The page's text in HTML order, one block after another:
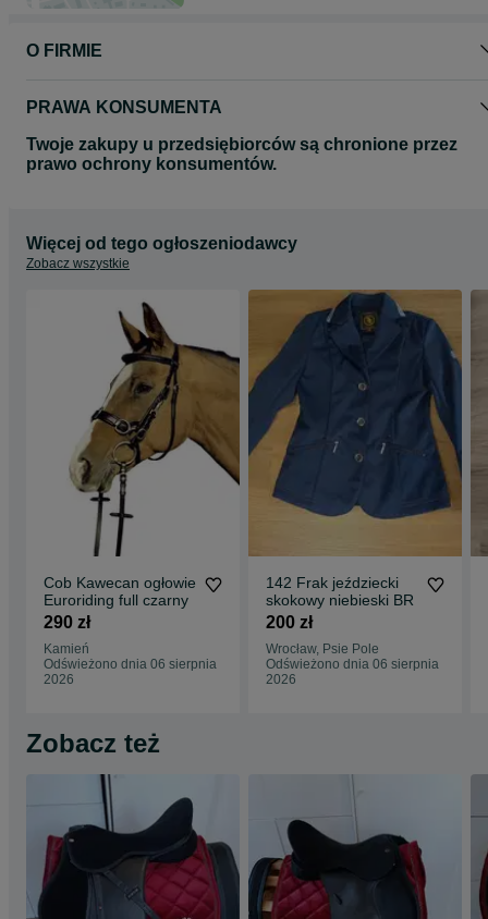
O FIRMIE
PRAWA KONSUMENTA
Twoje zakupy u przedsiębiorców są chronione przez
prawo ochrony konsumentów.
Więcej od tego ogłoszeniodawcy
Zobacz wszystkie
Cob Kawecan ogłowie
Euroriding full czarny
290 zł
Kamień
Odświeżono dnia 06 sierpnia
2026
142 Frak jeździecki
skokowy niebieski BR
200 zł
Wrocław, Psie Pole
Odświeżono dnia 06 sierpnia
2026
Zobacz też